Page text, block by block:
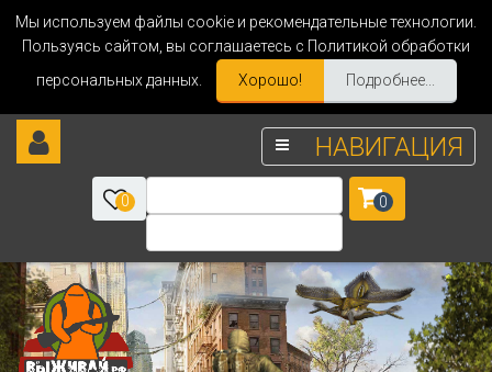
Мы используем файлы cookie и рекомендательные технологии.
Пользуясь сайтом, вы соглашаетесь с Политикой обработки
персональных данных.
Хорошо! Подробнее...
НАВИГАЦИЯ
0 0